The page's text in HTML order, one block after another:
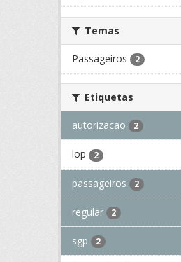
Temas
Passageiros 2
Etiquetas
autorizacao 2
lop 2
passageiros 2
regular 2
sgp 2